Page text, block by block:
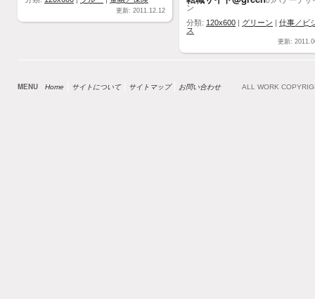
更新: 2011.12.12 ン
分類: 120x600 | グリーン | 仕事／ビ
ス
更新:
MENU Home サイトについて サイトマップ お問い合わせ ALL WORK